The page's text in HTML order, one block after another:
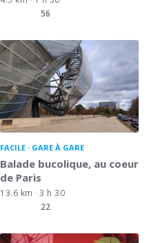
56
FACILE GARE À GARE
Balade bucolique, au coeur
de Paris
13.6 km
3 h 30
22